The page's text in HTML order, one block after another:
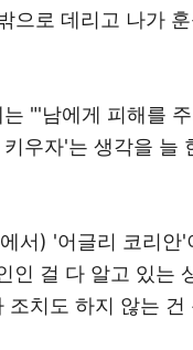
으로 데리고 나가
"'남에게 피해를
우자'는 생각을 늘
서) '어글리 코리안'
인 걸 다 알고 있는
조치도 하지 않는 건